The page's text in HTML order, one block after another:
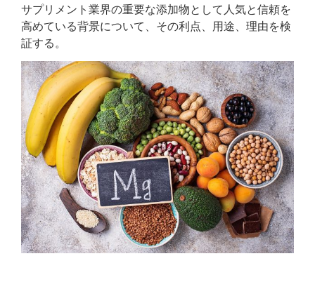
サプリメント業界の重要な添加物として人気と信頼を
高めている背景について、その利点、用途、理由を検
証する。